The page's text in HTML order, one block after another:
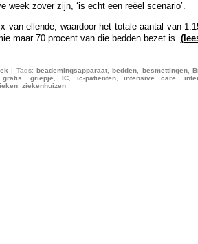
week zover zijn, ‘is echt een reëel scenario’.
van ellende, waardoor het totale aantal van
maar 70 procent van die bedden bezet is.
| Tags: beademingsapparaat, bedden, besmettingen,
gratis, griepje, IC, ic-patiënten,intensive care,
, ziekenhuizen